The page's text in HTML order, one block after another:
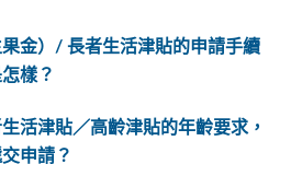
金）/ 長者生活津貼的申請手續
樣？
活津貼／高齡津貼的年齡要求，
申請？